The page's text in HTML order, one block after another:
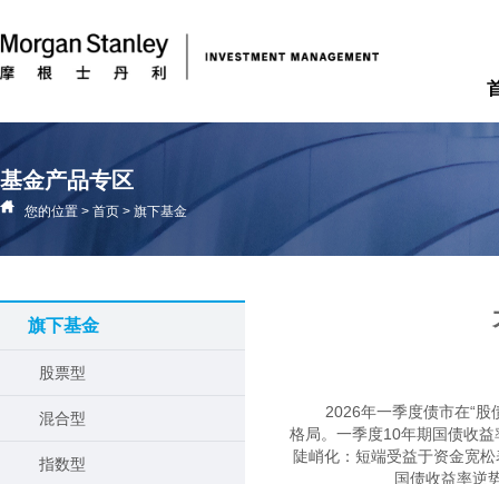
基金产品专区
您的位置 > 首页 > 旗下基金
旗下基金
股票型
混合型
指数型
2026年一季度债市在“股
格局。一季度10年期国债收
陡峭化：短端受益于资金宽
国债收益率逆